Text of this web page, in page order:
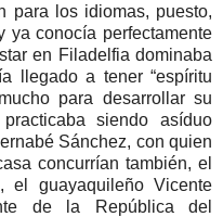
para los idiomas, puesto,
ya conocía perfectamente
en Filadelfia dominaba
llegado a tener “espíritu
para desarrollar su
siendo asíduo
Sánchez, con quien
concurrían también, el
el guayaquileño Vicente
de la República del